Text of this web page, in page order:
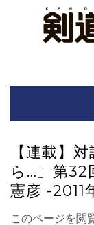
【連載】
ら…」第32
憲彦 -2011
このページを閲